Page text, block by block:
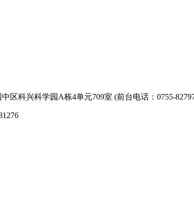
区科兴科学园A栋4单元709室 (前台电话：0755-